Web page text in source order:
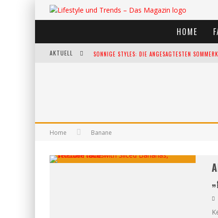
HOME
AKTUELL SONNIGE STYLES: DIE ANGESAGTESTEN
Home Banane